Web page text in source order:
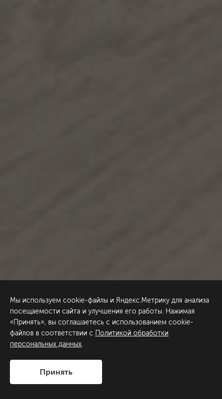
Мы используем cookie-файлы и Яндекс.Метрику для анализа
посещаемости сайта и улучшения его работы. Нажимая
«Принять», вы соглашаетесь с использованием cookie-
файлов в соответствии с Политикой обработки
персональных данных.
Принять